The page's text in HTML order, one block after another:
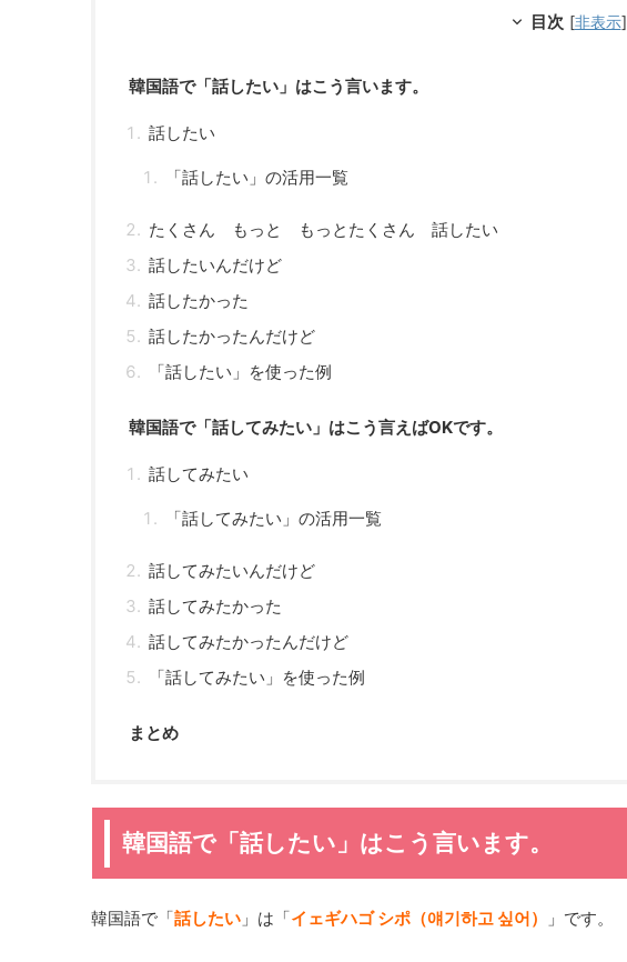
目次 [非表示]
韓国語で「話したい」はこう言います。
話したい
「話したい」の活用一覧
たくさん もっと もっとたくさん 話したい
話したいんだけど
話したかった
話したかったんだけど
「話したい」を使った例
韓国語で「話してみたい」はこう言えばOKです。
話してみたい
「話してみたい」の活用一覧
話してみたいんだけど
話してみたかった
話してみたかったんだけど
「話してみたい」を使った例
まとめ
韓国語で「話したい」はこう言います。
韓国語で「話したい 」は「イェギハゴ シポ（얘기하고 싶어） 」です。